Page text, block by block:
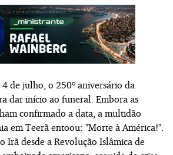
de julho, o 250º aniversário da
dar início ao funeral. Embora as
confirmado a data, a multidão
em Teerã entoou: "Morte à América!".
Irã desde a Revolução Islâmica de